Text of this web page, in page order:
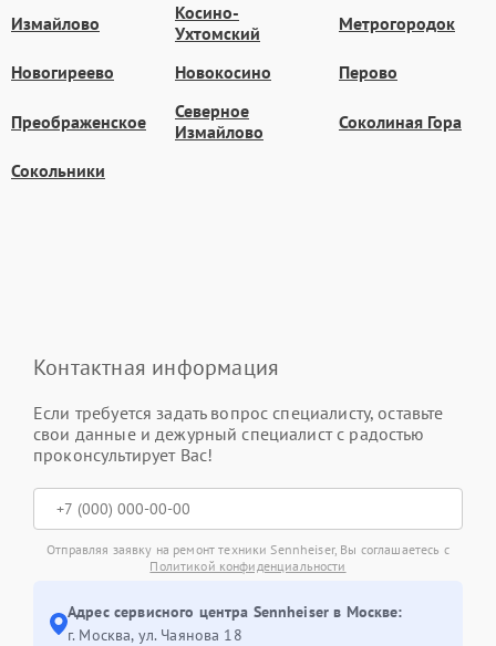
Измайлово
Косино-
Ухтомский
Метрогородок
Новогиреево Новокосино Перово
Преображенское
Северное
Измайлово
Соколиная Гора
Сокольники
Контактная информация
Если требуется задать вопрос специалисту, оставьте
свои данные и дежурный специалист с радостью
проконсультирует Вас!
Отправляя заявку на ремонт техники Sennheiser, Вы соглашаетесь с
Политикой конфиденциальности
Адрес сервисного центра Sennheiser в Москве:
г. Москва, ул. Чаянова 18